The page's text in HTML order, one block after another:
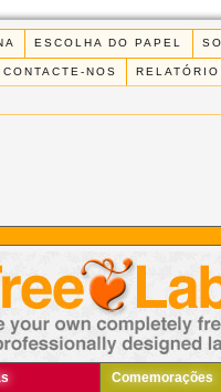
ESCOLHA DO PAPEL
CONTACTE-NOS
Comemorações